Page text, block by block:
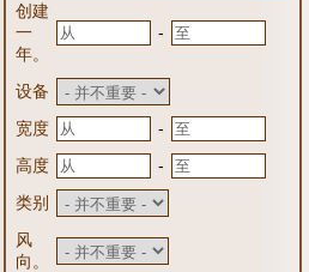
创建
一
年。
-
设备
宽度
-
高度
-
类别
风
向。